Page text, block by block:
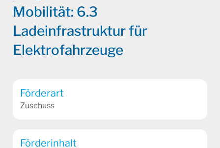
Mobilität: 6.3
Ladeinfrastruktur für
Elektrofahrzeuge
Förderart
Zuschuss
Förderinhalt